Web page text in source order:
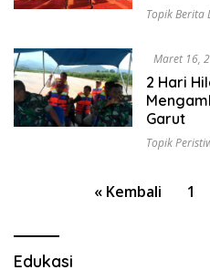
Topik Berita
Maret 16,
2 Hari
Garut
Topik
« Kembali 1
Edukasi